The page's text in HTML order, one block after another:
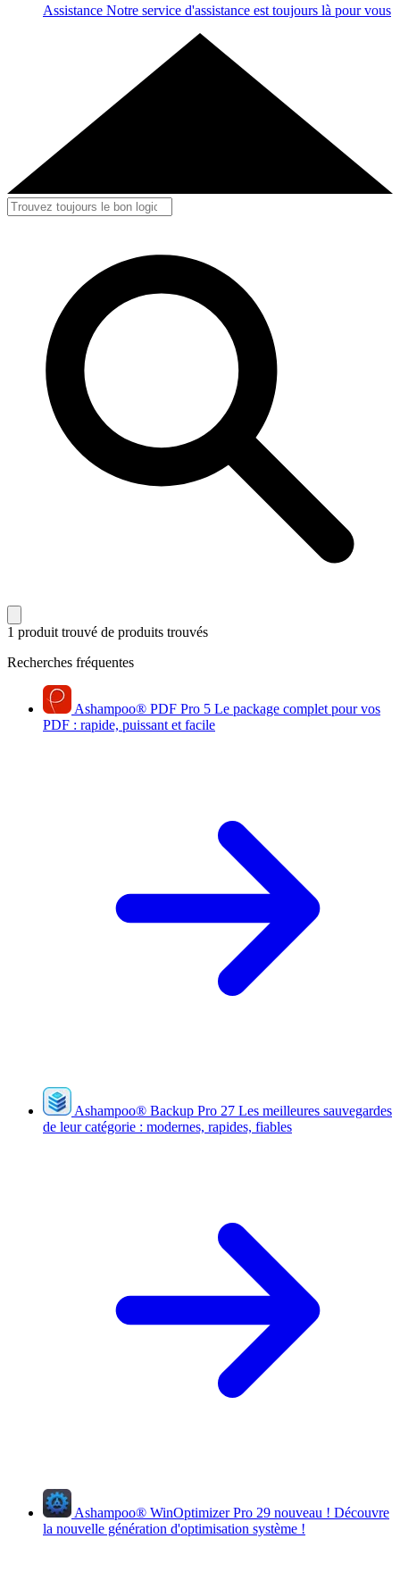
Assistance Notre service d'assistance est toujours là pour vous
1 produit trouvé de produits trouvés
Recherches fréquentes
Ashampoo® PDF Pro 5 Le package complet pour vos
PDF : rapide, puissant et facile
Ashampoo® Backup Pro 27 Les meilleures sauvegardes
de leur catégorie : modernes, rapides, fiables
Ashampoo® WinOptimizer Pro 29 nouveau ! Découvre
la nouvelle génération d'optimisation système !